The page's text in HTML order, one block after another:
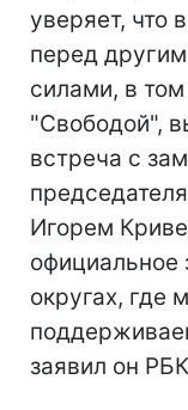
уверяет, что
перед
силами, в
"Свободой",
встреча с
Игорем
официальное
округах, где
заявил он